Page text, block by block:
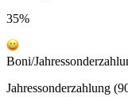
35%
Boni/
Jahressonderzahlung